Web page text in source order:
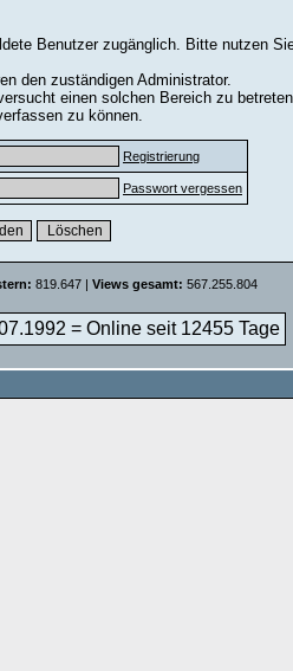
Benutzer zugänglich. Bitte nutzen
den zuständigen Administrator.
einen solchen Bereich zu
zu können.
Registrierung
Passwort vergessen
819.647 | Views gesamt: 567.255.804
= Online seit 12455 Tage